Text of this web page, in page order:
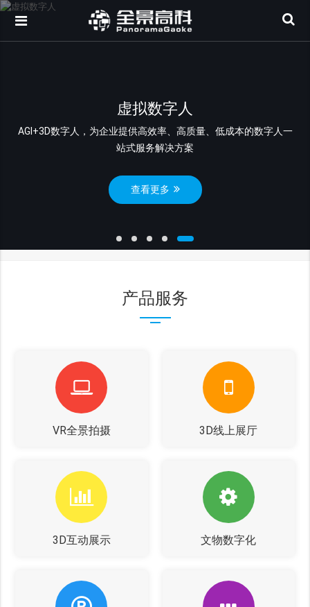
虚拟数字人
AGI+3D数字人，为企业提供高效率、高质量、低成本的数字人一
站式服务解决方案
查看更多
产品服务
VR全景拍摄 3D线上展厅
3D互动展示 文物数字化